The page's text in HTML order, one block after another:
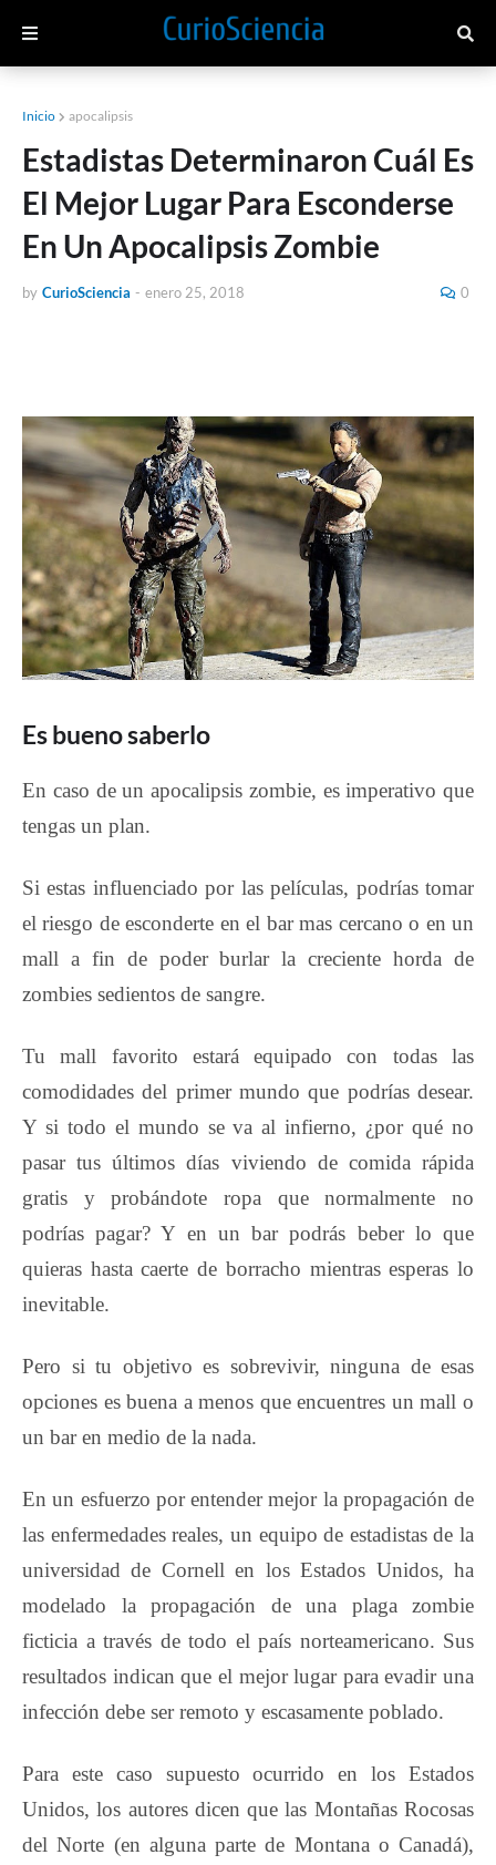
Inicio apocalipsis
Estadistas Determinaron Cuál Es
El Mejor Lugar Para Esconderse
En Un Apocalipsis Zombie
by CurioSciencia - enero 25, 2018 0
Es bueno saberlo
En caso de un apocalipsis zombie, es imperativo que
tengas un plan.
Si estas influenciado por las películas, podrías tomar
el riesgo de esconderte en el bar mas cercano o en un
mall a fin de poder burlar la creciente horda de
zombies sedientos de sangre.
Tu mall favorito estará equipado con todas las
comodidades del primer mundo que podrías desear.
Y si todo el mundo se va al infierno, ¿por qué no
pasar tus últimos días viviendo de comida rápida
gratis y probándote ropa que normalmente no
podrías pagar? Y en un bar podrás beber lo que
quieras hasta caerte de borracho mientras esperas lo
inevitable.
Pero si tu objetivo es sobrevivir, ninguna de esas
opciones es buena a menos que encuentres un mall o
un bar en medio de la nada.
En un esfuerzo por entender mejor la propagación de
las enfermedades reales, un equipo de estadistas de la
universidad de Cornell en los Estados Unidos, ha
modelado la propagación de una plaga zombie
ficticia a través de todo el país norteamericano. Sus
resultados indican que el mejor lugar para evadir una
infección debe ser remoto y escasamente poblado.
Para este caso supuesto ocurrido en los Estados
Unidos, los autores dicen que las Montañas Rocosas
del Norte (en alguna parte de Montana o Canadá),